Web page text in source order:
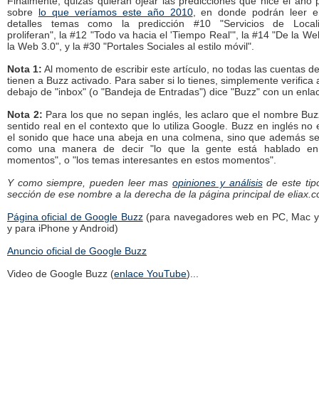
sobre lo que veríamos este año 2010, en donde podrán leer
detalles temas como la predicción #10 "Servicios de
proliferan", la #12 "Todo va hacia el 'Tiempo Real'", la #14 "De la
la Web 3.0", y la #30 "Portales Sociales al estilo móvil".
Nota 1: Al momento de escribir este artículo, no todas las cuentas
tienen a Buzz activado. Para saber si lo tienes, simplemente verifica
debajo de "inbox" (o "Bandeja de Entradas") dice "Buzz" con un
Nota 2: Para los que no sepan inglés, les aclaro que el nombre
sentido real en el contexto que lo utiliza Google. Buzz en inglés no
el sonido que hace una abeja en una colmena, sino que además
como una manera de decir "lo que la gente está hablado
momentos", o "los temas interesantes en estos momentos".
Y como siempre, pueden leer masopiniones y análisisde este
sección de ese nombre a la derecha de la página principal de
Página oficial de Google Buzz(para navegadores web en PC, Mac
y para iPhone y Android)
Anuncio oficial de Google Buzz
Video de Google Buzz (enlace YouTube)...